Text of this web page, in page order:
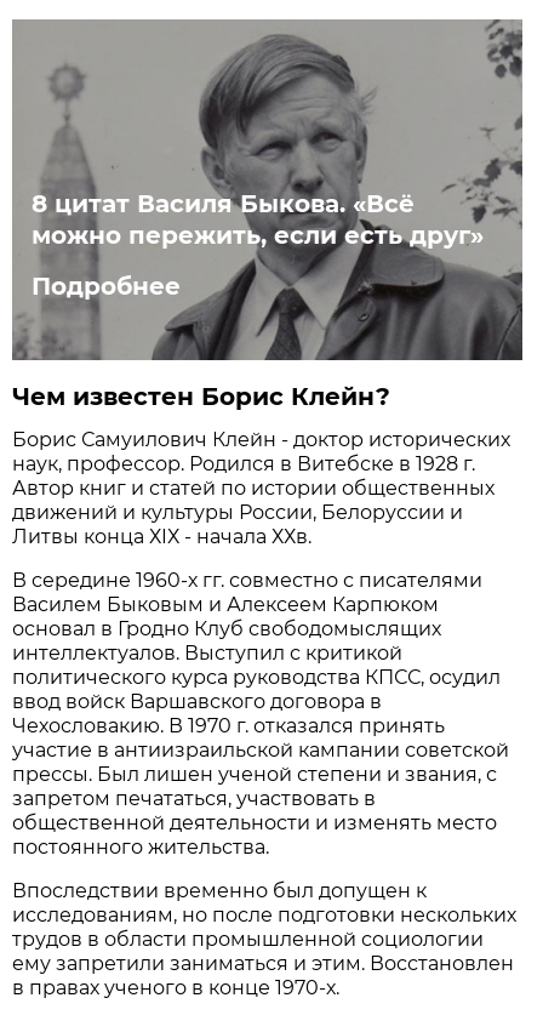
8 цитат Василя Быкова. «Всё
можно пережить, если есть друг»
Подробнее
Чем известен Борис Клейн?
Борис Самуилович Клейн - доктор исторических
наук, профессор. Родился в Витебске в 1928 г.
Автор книг и статей по истории общественных
движений и культуры России, Белоруссии и
Литвы конца ХIХ - начала ХХв.
В середине 1960-х гг. совместно с писателями
Василем Быковым и Алексеем Карпюком
основал в Гродно Клуб свободомыслящих
интеллектуалов. Выступил с критикой
политического курса руководства КПСС, осудил
ввод войск Варшавского договора в
Чехословакию. В 1970 г. отказался принять
участие в антиизраильской кампании советской
прессы. Был лишен ученой степени и звания, с
запретом печататься, участвовать в
общественной деятельности и изменять место
постоянного жительства.
Впоследствии временно был допущен к
исследованиям, но после подготовки нескольких
трудов в области промышленной социологии
ему запретили заниматься и этим. Восстановлен
в правах ученого в конце 1970-х.